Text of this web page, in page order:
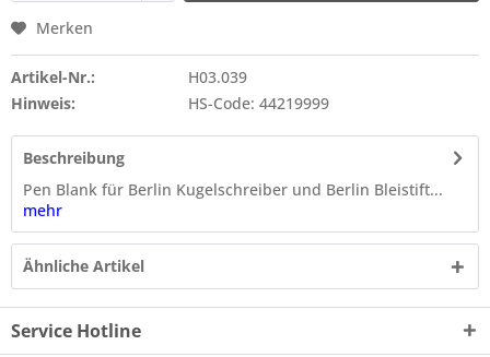
Merken
Artikel-Nr.:
H03.039
Hinweis:
HS-Code: 44219999
Beschreibung
Pen Blank für Berlin Kugelschreiber und Berlin Bleistift...
mehr
Ähnliche Artikel
Service Hotline